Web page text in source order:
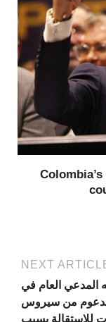
NEXT
المدعي العام في
من سيروس
للاستقالة بسبب